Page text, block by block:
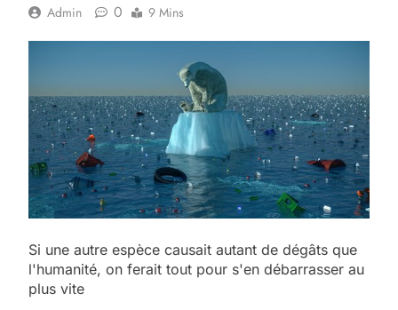
Admin 0 9 Mins
Si une autre espèce causait autant de dégâts que
l'humanité, on ferait tout pour s'en débarrasser au
plus vite